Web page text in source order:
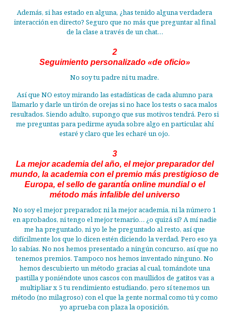
Además, si has estado en alguna, ¿has tenido alguna verdadera
interacción en directo? Seguro que no más que preguntar al final
de la clase a través de un chat…
2
Seguimiento personalizado «de oficio»
No soy tu padre ni tu madre.
Así que NO estoy mirando las estadísticas de cada alumno para
llamarlo y darle un tirón de orejas si no hace los tests o saca malos
resultados. Siendo adulto, supongo que sus motivos tendrá. Pero si
me preguntas para pedirme ayuda sobre algo en particular, ahí
estaré y claro que les echaré un ojo.
3
La mejor academia del año, el mejor preparador del
mundo, la academia con el premio más prestigioso de
Europa, el sello de garantía online mundial o el
método más infalible del universo
No soy el mejor preparador, ni la mejor academia, ni la número 1
en aprobados, ni tengo el mejor temario… ¿o quizá sí? A mí nadie
me ha preguntado, ni yo le he preguntado al resto, así que
difícilmente los que lo dicen estén diciendo la verdad. Pero eso ya
lo sabías. No nos hemos presentado a ningún concurso, así que no
tenemos premios. Tampoco nos hemos inventado ninguno. No
hemos descubierto un método gracias al cual, tomándote una
pastilla y poniéndote unos cascos con maullidos de gatitos vas a
multipliar x 5 tu rendimiento estudiando, pero sí tenemos un
método (no milagroso) con el que la gente normal como tú y como
yo aprueba con plaza la oposición.